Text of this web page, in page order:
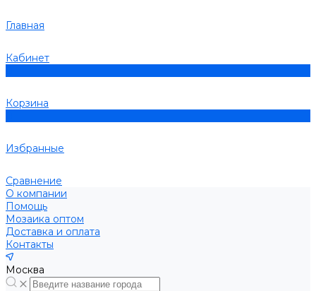
Главная
Кабинет
Корзина
Избранные
Сравнение
О компании
Помощь
Мозаика оптом
Доставка и оплата
Контакты
Москва